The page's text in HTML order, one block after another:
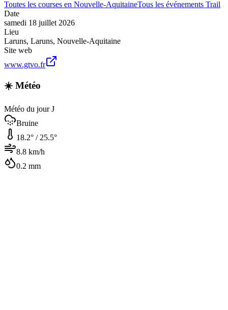
Toutes les courses en Nouvelle-AquitaineTous les événements Trail
Date
samedi 18 juillet 2026
Lieu
Laruns, Laruns, Nouvelle-Aquitaine
Site web
www.gtvo.fr
☀️ Météo
Météo du jour J
Bruine
18.2° / 25.5°
8.8 km/h
0.2 mm